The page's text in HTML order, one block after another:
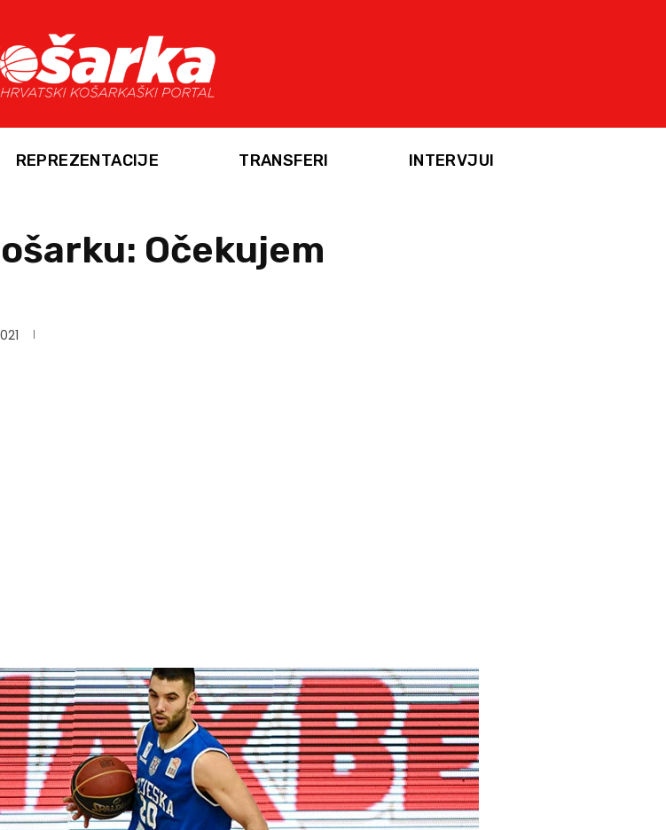
REPREZENTACIJE TRANSFERI INTERVJUI
Očekujem